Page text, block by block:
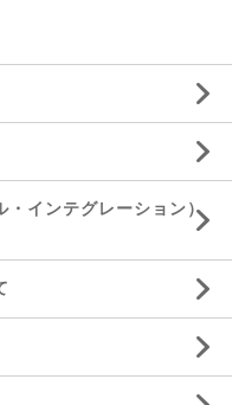
・インテグレーション）